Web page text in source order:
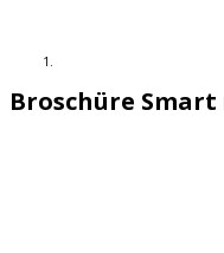
Broschüre